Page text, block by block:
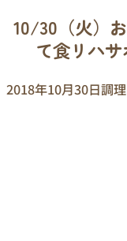
10/30（火）
て食リハ
2018年10月30日調